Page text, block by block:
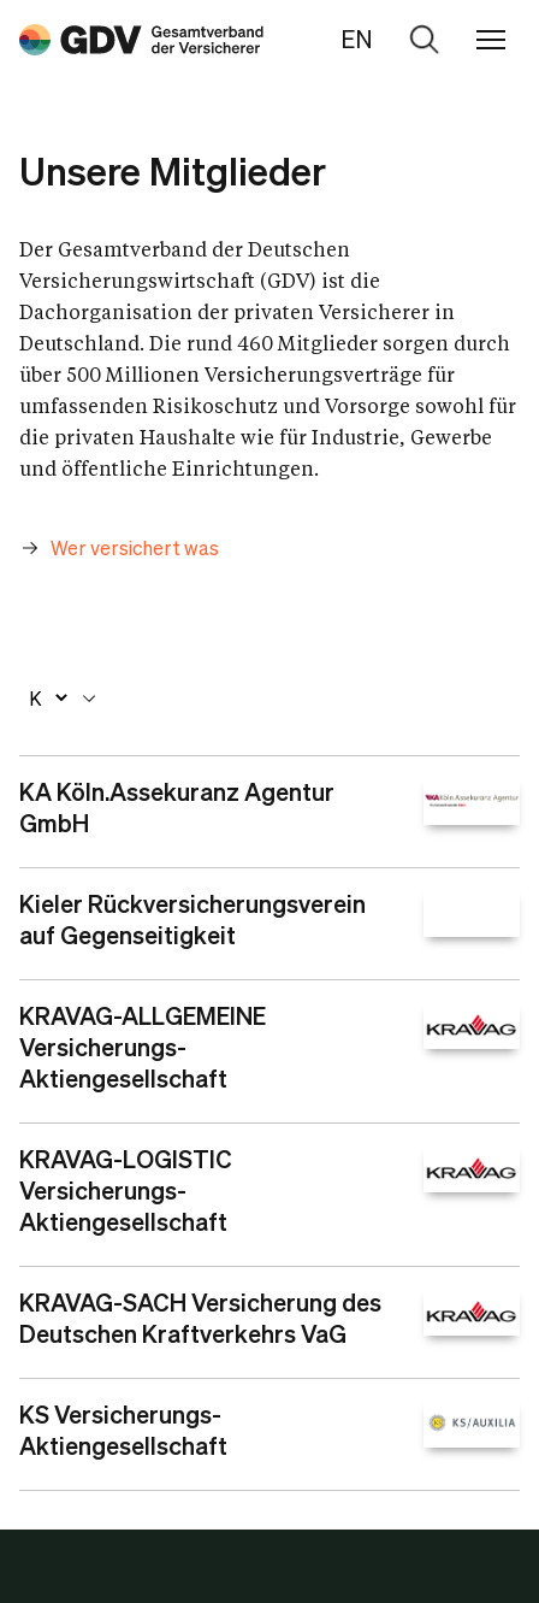
EN
Zur
Unsere Mitglieder
Der Gesamtverband der Deutschen
Versicherungswirtschaft (GDV) ist die
Dachorganisation der privaten Versicherer in
Deutschland. Die rund 460 Mitglieder sorgen durch
über 500 Millionen Versicherungsverträge für
umfassenden Risikoschutz und Vorsorge sowohl für
die privaten Haushalte wie für Industrie, Gewerbe
und öffentliche Einrichtungen.
Wer versichert was
KA Köln.Assekuranz Agentur
GmbH
Kieler Rückversicherungsverein
auf Gegenseitigkeit
KRAVAG-ALLGEMEINE
Versicherungs-
Aktiengesellschaft
KRAVAG-LOGISTIC
Versicherungs-
Aktiengesellschaft
KRAVAG-SACH Versicherung des
Deutschen Kraftverkehrs VaG
KS Versicherungs-
Aktiengesellschaft